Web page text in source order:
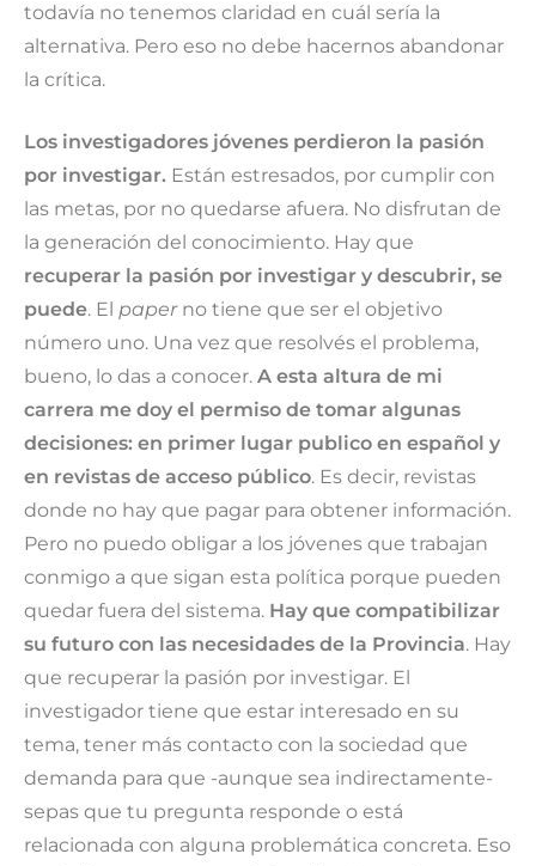
todavía no tenemos claridad en cuál sería la
alternativa. Pero eso no debe hacernos abandonar
la crítica.
Los investigadores jóvenes perdieron la pasión
por investigar. Están estresados, por cumplir con
las metas, por no quedarse afuera. No disfrutan de
la generación del conocimiento. Hay que
recuperar la pasión por investigar y descubrir, se
puede. El paperno tiene que ser el objetivo
número uno. Una vez que resolvés el problema,
bueno, lo das a conocer. A esta altura de mi
carrera me doy el permiso de tomar algunas
decisiones: en primer lugar publico en español y
en revistas de acceso público. Es decir, revistas
donde no hay que pagar para obtener información.
Pero no puedo obligar a los jóvenes que trabajan
conmigo a que sigan esta política porque pueden
quedar fuera del sistema. Hay que compatibilizar
su futuro con las necesidades de la Provincia. Hay
que recuperar la pasión por investigar. El
investigador tiene que estar interesado en su
tema, tener más contacto con la sociedad que
demanda para que -aunque sea indirectamente-
sepas que tu pregunta responde o está
relacionada con alguna problemática concreta. Eso